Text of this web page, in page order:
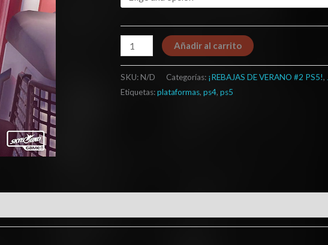
Añadir al carrito
SKU:N/D Categorías: ¡REBAJAS DE VERANO #2 PS5!,
Etiquetas:plataformas, ps4, ps5